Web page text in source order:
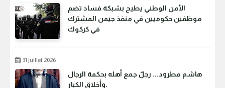
الأمن الوطني يطيح بشبكة فساد تضم
موظفين حكوميين في منفذ جيمن المشترك
في كركوك
31 juillet 2026
هاشم مطرود... رجلٌ جمع أهله بحكمة الرجال
وأخلاق الكبار.